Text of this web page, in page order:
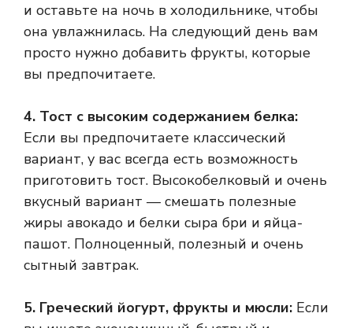
и оставьте на ночь в холодильнике, чтобы
она увлажнилась. На следующий день вам
просто нужно добавить фрукты, которые
вы предпочитаете.
4. Тост с высоким содержанием белка:
Если вы предпочитаете классический
вариант, у вас всегда есть возможность
приготовить тост. Высокобелковый и очень
вкусный вариант — смешать полезные
жиры авокадо и белки сыра бри и яйца-
пашот. Полноценный, полезный и очень
сытный завтрак.
5. Греческий йогурт, фрукты и мюсли: Если